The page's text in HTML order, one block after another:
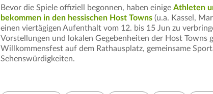
Bevor die Spiele offiziell begonnen, haben einige Athleten
bekommen in den hessischen Host Towns (u.a. Kassel,
einen viertägigen Aufenthalt vom 12. bis 15 Jun zu
Vorstellungen und lokalen Gegebenheiten der Host Towns
Willkommensfest auf dem Rathausplatz, gemeinsame
Sehenswürdigkeiten.